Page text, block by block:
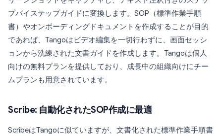
プバイステップガイドに変換します。SOP（標準作業手順
書）やオンボーディングドキュメントを作成することが目的
であれば、Tangoはビデオ編集を一切行わずに、画面セッシ
ョンから洗練された文書ガイドを作成します。Tangoは個人
向けの無料プランを提供しており、成長中の組織向けにチー
ムプランも用意されています。
Scribe: 自動化されたSOP作成に最適
ScribeはTangoに似ていますが、文書化された標準作業手順書